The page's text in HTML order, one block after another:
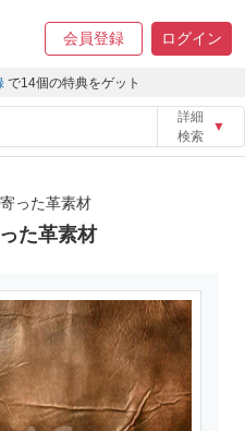
会員登録 ログイン
で14個の特典をゲット
詳細
検索
▼
った革素材
た革素材